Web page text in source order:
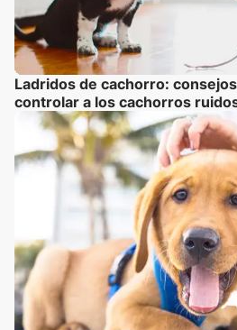
Ladridos de cachorro:
controlar a los cachorros